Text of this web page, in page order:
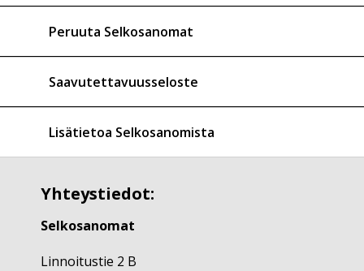
Peruuta Selkosanomat
Saavutettavuusseloste
Lisätietoa Selkosanomista
Yhteystiedot:
Selkosanomat
Linnoitustie 2 B